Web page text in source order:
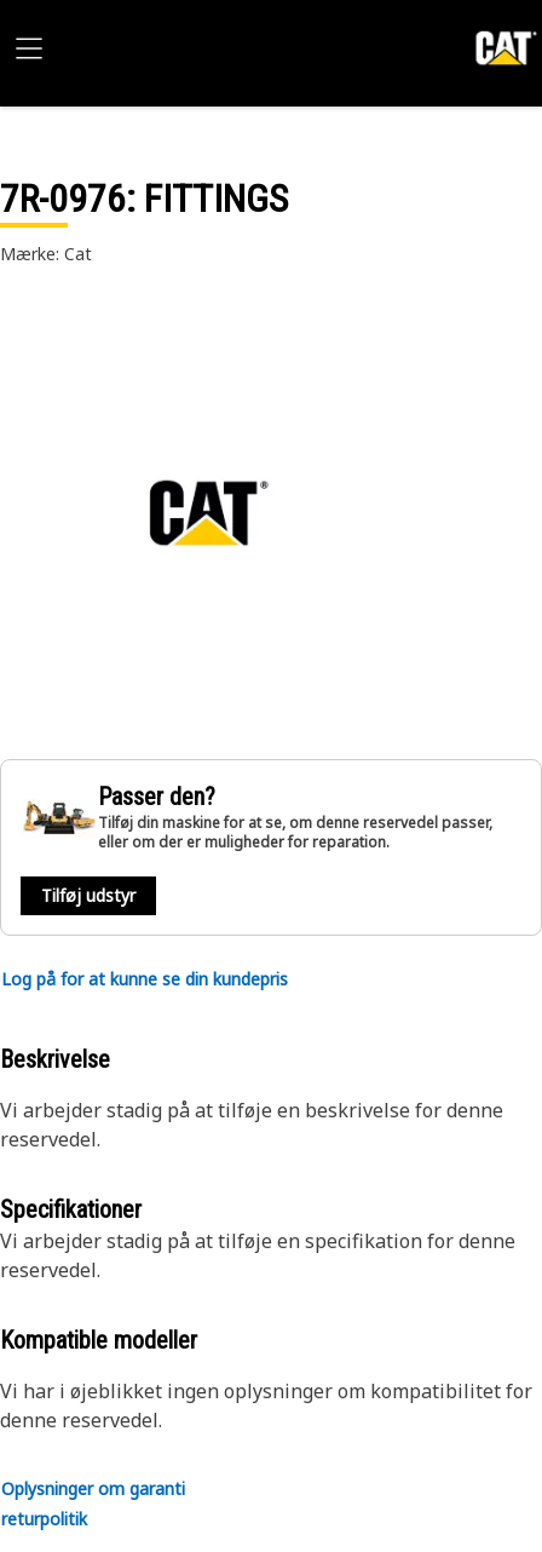
7R-0976: FITTINGS
Mærke: Cat
Passer den?
Tilføj din maskine for at se, om denne reservedel passer,
eller om der er muligheder for reparation.
Tilføj udstyr
Log på for at kunne se din kundepris
Beskrivelse
Vi arbejder stadig på at tilføje en beskrivelse for denne
reservedel.
Specifikationer
Vi arbejder stadig på at tilføje en specifikation for denne
reservedel.
Kompatible modeller
Vi har i øjeblikket ingen oplysninger om kompatibilitet for
denne reservedel.
Oplysninger om garanti
returpolitik